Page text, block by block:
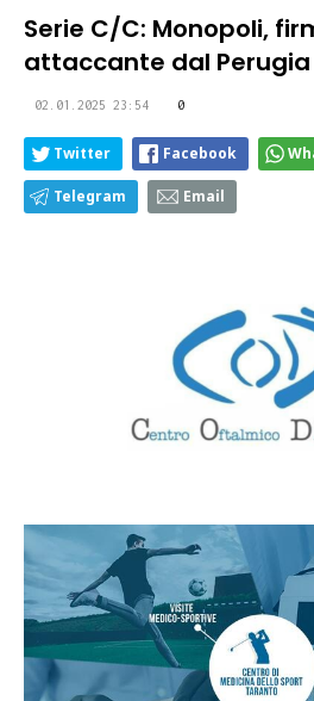
Serie C/C: Monopoli,
attaccante dal Perugia
02.01.2025 23:54 0
Twitter Facebook
Telegram Email